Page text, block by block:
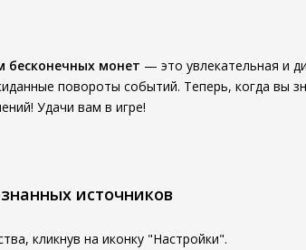
бесконечных монет — это увлекательная и
повороты событий. Теперь, когда вы
Удачи вам в игре!
источников
кликнув на иконку "Настройки".